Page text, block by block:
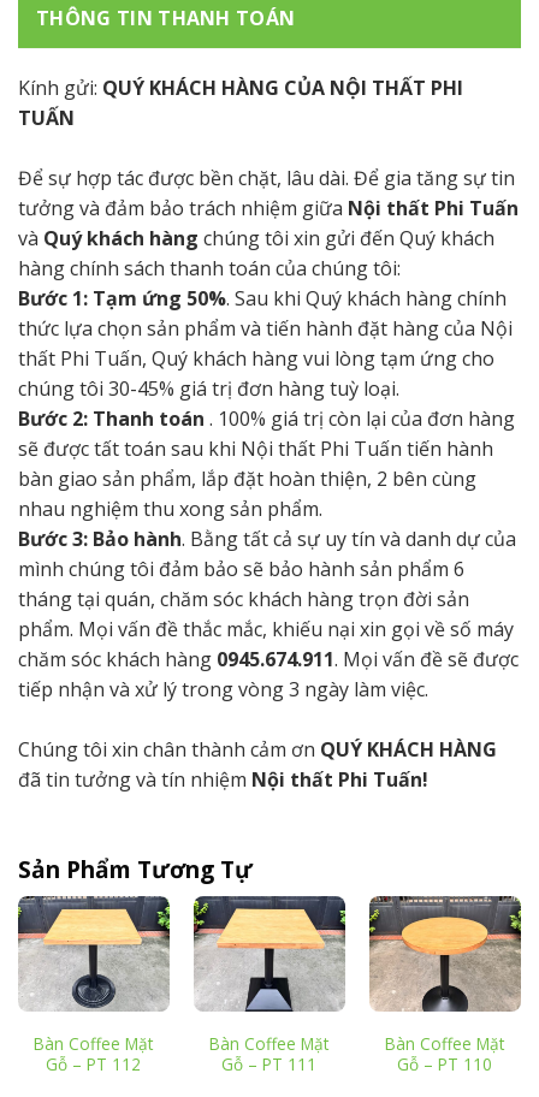
THÔNG TIN THANH TOÁN
Kính gửi: QUÝ KHÁCH HÀNG CỦA NỘI THẤT PHI
TUẤN
Để sự hợp tác được bền chặt, lâu dài. Để gia tăng sự tin
tưởng và đảm bảo trách nhiệm giữa Nội thất Phi Tuấn
và Quý khách hàng chúng tôi xin gửi đến Quý khách
hàng chính sách thanh toán của chúng tôi:
Bước 1: Tạm ứng 50%. Sau khi Quý khách hàng chính
thức lựa chọn sản phẩm và tiến hành đặt hàng của Nội
thất Phi Tuấn, Quý khách hàng vui lòng tạm ứng cho
chúng tôi 30-45% giá trị đơn hàng tuỳ loại.
Bước 2: Thanh toán . 100% giá trị còn lại của đơn hàng
sẽ được tất toán sau khi Nội thất Phi Tuấn tiến hành
bàn giao sản phẩm, lắp đặt hoàn thiện, 2 bên cùng
nhau nghiệm thu xong sản phẩm.
Bước 3: Bảo hành. Bằng tất cả sự uy tín và danh dự của
mình chúng tôi đảm bảo sẽ bảo hành sản phẩm 6
tháng tại quán, chăm sóc khách hàng trọn đời sản
phẩm. Mọi vấn đề thắc mắc, khiếu nại xin gọi về số máy
chăm sóc khách hàng 0945.674.911. Mọi vấn đề sẽ được
tiếp nhận và xử lý trong vòng 3 ngày làm việc.
Chúng tôi xin chân thành cảm ơn QUÝ KHÁCH HÀNG
đã tin tưởng và tín nhiệm Nội thất Phi Tuấn!
Sản Phẩm Tương Tự
Bàn Coffee Mặt
Gỗ – PT 112
Bàn Coffee Mặt
Gỗ – PT 111
Bàn Coffee Mặt
Gỗ – PT 110